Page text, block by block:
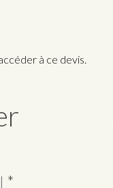
à ce devis.
*